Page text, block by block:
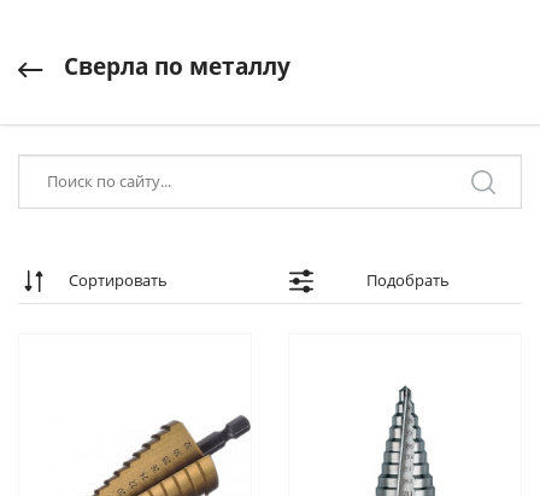
Сверла по металлу
Сортировать Подобрать